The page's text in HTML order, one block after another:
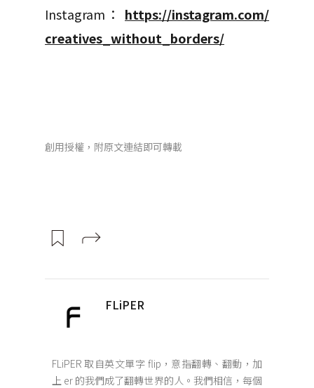
Instagram： https://instagram.com/
creatives_without_borders/
創用授權，附原文連結即可轉載
FLiPER
FLiPER 取自英文單字 flip，意指翻轉、翻動，加
上 er 的我們成了翻轉世界的人。我們相信，每個